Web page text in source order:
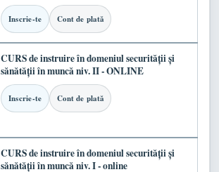
Inscrie-te Cont de plată
CURS de instruire în domeniul securității și
sănătății în muncă niv. II - ONLINE
Inscrie-te Cont de plată
CURS de instruire în domeniul securității și
sănătății în muncă niv. I - online